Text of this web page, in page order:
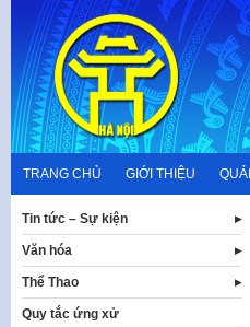
content
TRANG CHỦ GIỚI THIỆU
Tin tức – Sự kiện
Văn hóa
Thể Thao
Quy tắc ứng xử